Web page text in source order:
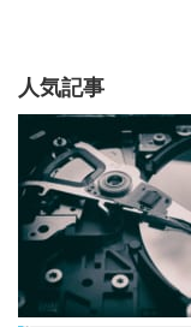
人気記事